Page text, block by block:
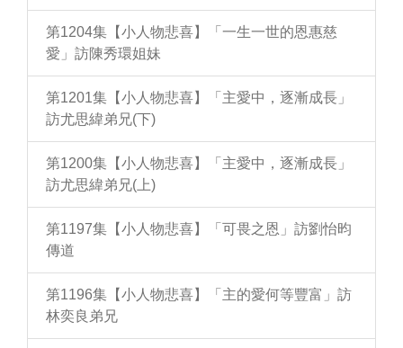
第1204集【小人物悲喜】「一生一世的恩惠慈
愛」訪陳秀環姐妹
第1201集【小人物悲喜】「主愛中，逐漸成長」
訪尤思緯弟兄(下)
第1200集【小人物悲喜】「主愛中，逐漸成長」
訪尤思緯弟兄(上)
第1197集【小人物悲喜】「可畏之恩」訪劉怡昀
傳道
第1196集【小人物悲喜】「主的愛何等豐富」訪
林奕良弟兄